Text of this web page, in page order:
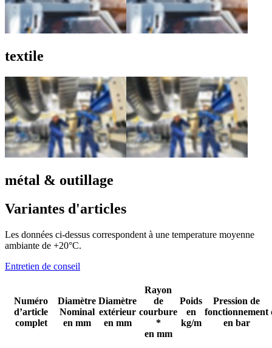
textile
métal & outillage
Variantes d'articles
Les données ci-dessus correspondent à une temperature moyenne
ambiante de +20°C.
Entretien de conseil
Numéro
d’article
complet
Diamètre
Nominal
en mm
Diamètre
extérieur
en mm
Rayon
de
courbure
*
en mm
Poids
en
kg/m
Pression de
fonctionnement
en bar